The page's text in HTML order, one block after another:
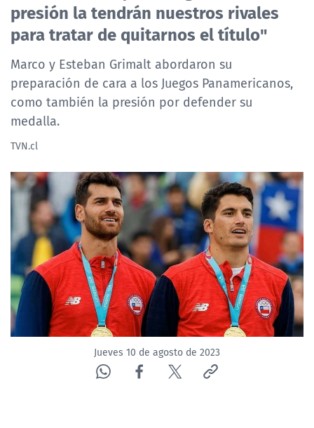
NTV
ACTUALIDAD Y TENDENCIAS
CORPORATIVO Y TRANSPARENCIA
CANAL DE DENUNCIAS
presión la tendrán nuestros rivales
para tratar de quitarnos el título"
Marco y Esteban Grimalt abordaron su
preparación de cara a los Juegos Panamericanos,
como también la presión por defender su
medalla.
TVN.cl
Jueves 10 de agosto de 2023